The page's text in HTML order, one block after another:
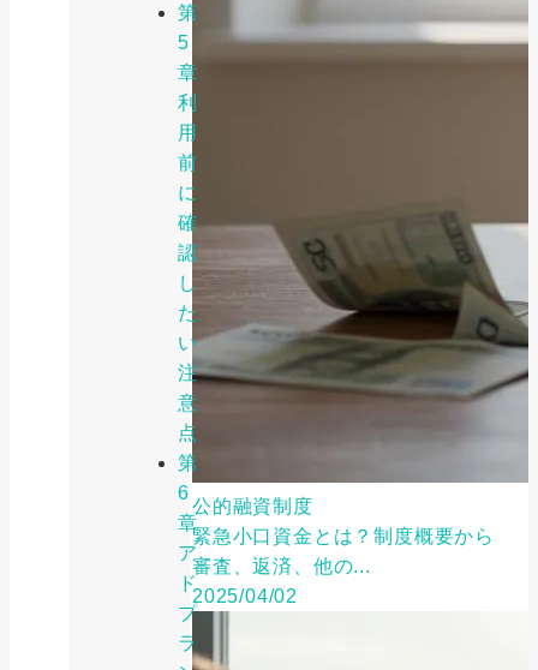
第
5
章
利
用
前
に
確
認
し
た
い
注
意
点
第
6
章
ア
ド
プ
ラ
公的融資制度
緊急小口資金とは？制度概要から
審査、返済、他の...
2025/04/02